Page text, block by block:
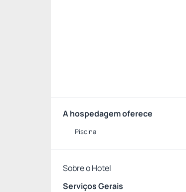
A hospedagem oferece
Piscina
Sobre o Hotel
Serviços Gerais